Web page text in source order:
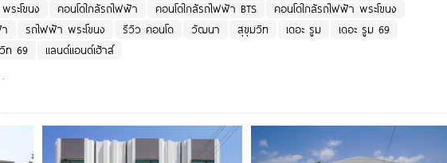
ระโขนง คอนโดใกล้รถไฟฟ้า คอนโดใกล้รถไฟฟ้า BTS
คอนโดใกล้รถไฟฟ้า พระโขนง
รถไฟฟ้า พระโขนง รีวิว คอนโด วัฒนา สุขุมวิท เดอะ รูม
เดอะ รูม 69
ท 69 แลนด์แอนด์เฮ้าส์